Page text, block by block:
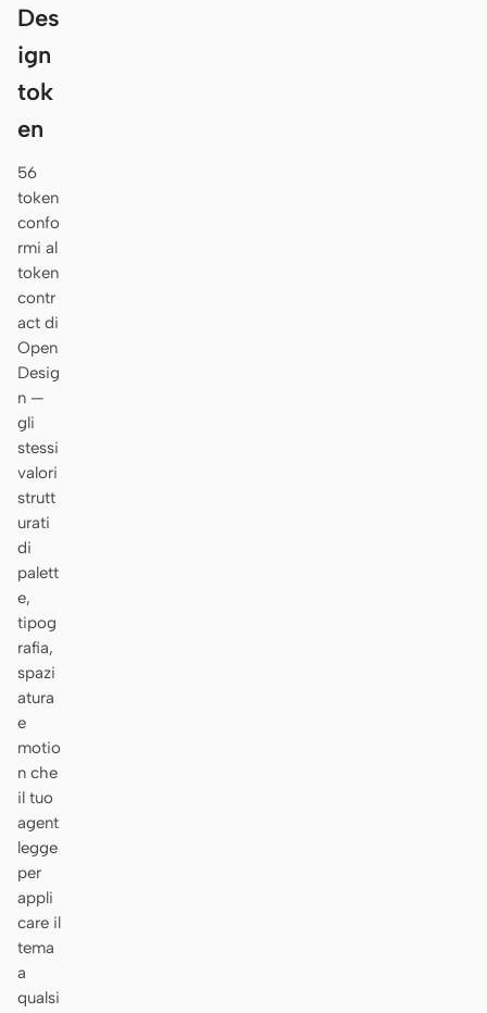
Des
ign
tok
en
56
token
confo
rmi al
token
contr
act di
Open
Desig
n —
gli
stessi
valori
strutt
urati
di
palett
e,
tipog
rafia,
spazi
atura
e
motio
n che
il tuo
agent
legge
per
appli
care il
tema
a
qualsi